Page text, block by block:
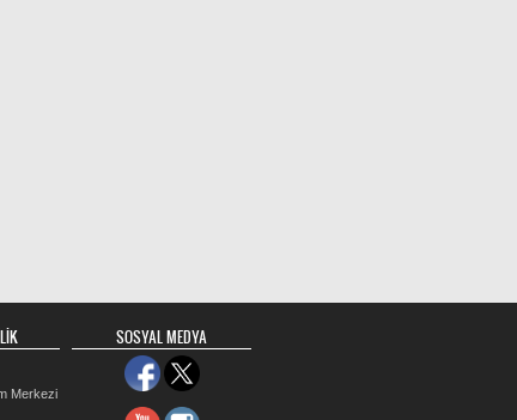
Merkezi
SOSYAL MEDYA